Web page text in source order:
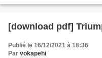
[download pdf]
Publié le 16/12/2021 à 18:36
Par vokapehi